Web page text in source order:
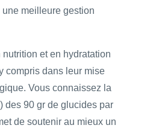
une meilleure gestion
nutrition et en hydratation
compris dans leur mise
Vous connaissez la
des 90 gr de glucides par
de soutenir au mieux un